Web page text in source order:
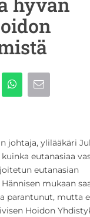
johtaja, ylilääkäri
eutanasiaa
eutanasian
mukaan
parantunut, mutta
Hoidon